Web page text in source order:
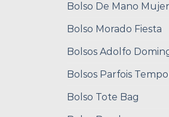
Bolso De Mano Mujer
Bolso Morado Fiesta
Bolsos Adolfo
Bolsos Parfois
Bolso Tote Bag